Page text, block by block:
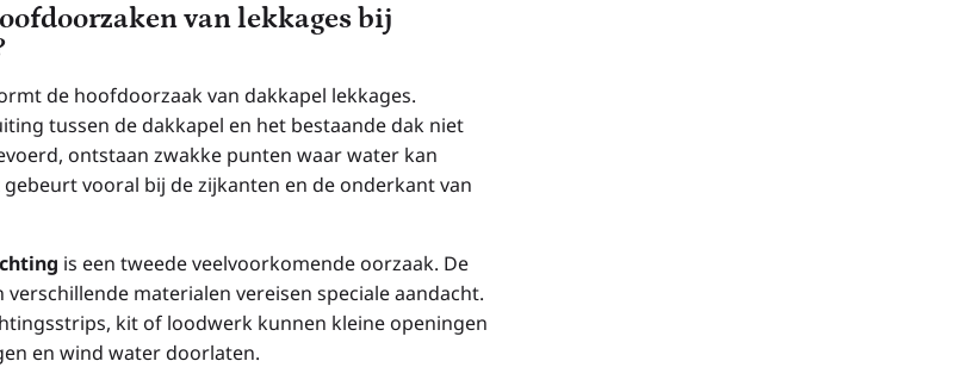
van lekkages bij
de hoofdoorzaak van dakkapel lekkages.
tussen de dakkapel en het bestaande dak niet
ontstaan zwakke punten waar water kan
vooral bij de zijkanten en de onderkant van
is een tweede veelvoorkomende oorzaak. De
materialen vereisen speciale aandacht.
kit of loodwerk kunnen kleine openingen
en wind water doorlaten.